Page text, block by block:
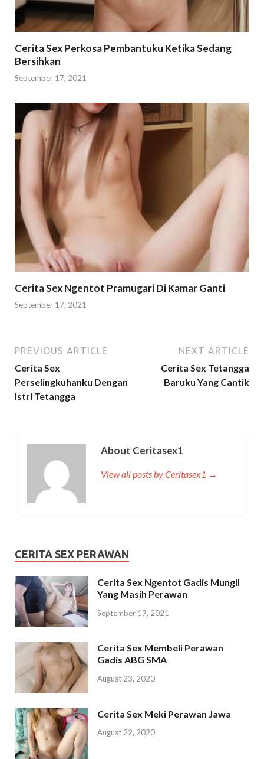
Cerita Sex Perkosa Pembantuku Ketika Sedang
Bersihkan
September 17, 2021
Cerita Sex Ngentot Pramugari Di Kamar Ganti
September 17, 2021
PREVIOUS ARTICLE
Cerita Sex
Perselingkuhanku Dengan
Istri Tetangga
NEXT ARTICLE
Cerita Sex Tetangga
Baruku Yang Cantik
About Ceritasex1
View all posts by Ceritasex1 →
CERITA SEX PERAWAN
Cerita Sex Ngentot Gadis Mungil
Yang Masih Perawan
September 17, 2021
Cerita Sex Membeli Perawan
Gadis ABG SMA
August 23, 2020
Cerita Sex Meki Perawan Jawa
August 22, 2020